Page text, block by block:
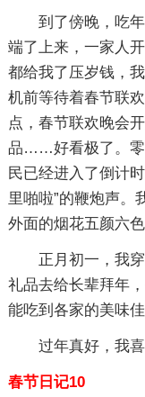
到了傍晚，吃
端了上来，一家人
都给我了压岁钱，
机前等待着春节联
点，春节联欢晚会
品……好看极了。零
民已经进入了倒计
里啪啦”的鞭炮声。
外面的烟花五颜六
正月初一，我
礼品去给长辈拜年
能吃到各家的美味
过年真好，我喜
春节日记10